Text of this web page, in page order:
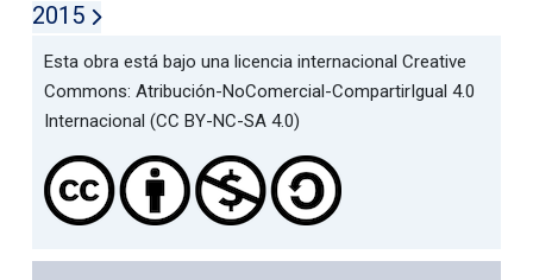
2015
Esta obra está bajo una licencia internacional Creative
Commons: Atribución-NoComercial-CompartirIgual 4.0
Internacional (CC BY-NC-SA 4.0)